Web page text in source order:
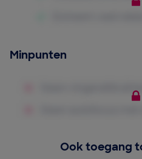
Minpunten
Ook toegang